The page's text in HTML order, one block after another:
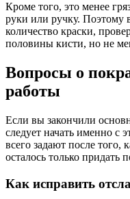
Кроме того, это менее
руки или ручку. Поэтому
количество краски,
половины кисти, но не
Вопросы о
работы
Если вы закончили
следует начать именно с
всего задают после того,
осталось только
Как исправить